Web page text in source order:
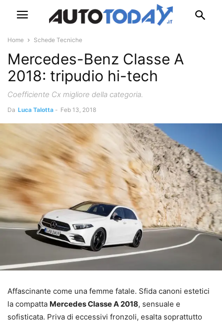
Home Schede Tecniche
Mercedes-Benz Classe A
2018: tripudio hi-tech
Coefficiente Cx migliore della categoria.
Da Luca Talotta - Feb 13, 2018
Affascinante come una femme fatale. Sfida canoni estetici
la compatta Mercedes Classe A 2018, sensuale e
sofisticata. Priva di eccessivi fronzoli, esalta soprattutto